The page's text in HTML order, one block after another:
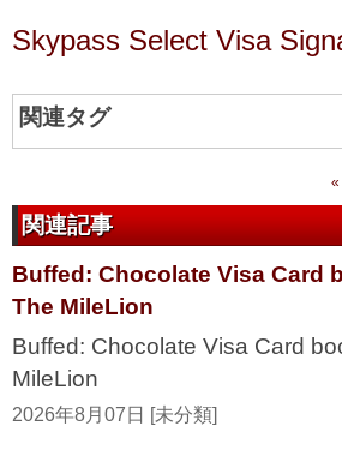
Skypass Select Visa
関連タグ
«
関連記事
Buffed: Chocolate Visa Card
The MileLion
Buffed: Chocolate Visa Card
MileLion
2026年8月07日 [未分類]